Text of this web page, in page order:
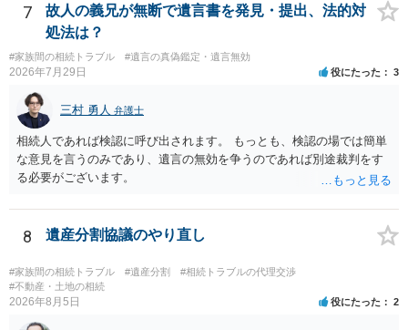
には変わりがありません。 なかなか対応に難しい案件であり、公開の
場でアドバイスを行うのも限界があるように思われますので、資料等
を持参のうえ個別に弁護士に相談されることをお勧めします。
7
故人の義兄が無断で遺言書を発見・提出、法的対
処法は？
#家族間の相続トラブル #遺言の真偽鑑定・遺言無効
2026年7月29日 役にたった 3
三村 勇人 弁護士
相続人であれば検認に呼び出されます。 もっとも、検認の場では簡単
な意見を言うのみであり、遺言の無効を争うのであれば別途裁判をす
る必要がございます。
8 遺産分割協議のやり直し
#家族間の相続トラブル #遺産分割
#相続トラブルの代理交渉
#不動産・土地の相続
2026年8月5日 役にたった 2